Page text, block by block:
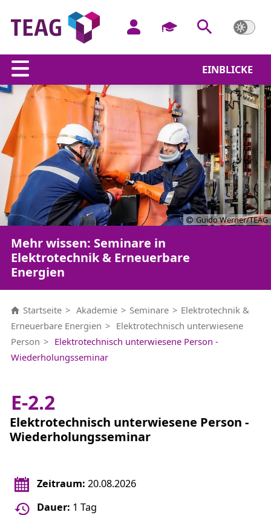
EINBLICKE
Guido Werner/TEAG
Mehr wissen: Seminare in
Elektrotechnik & Erneuerbare
Energien
Startseite Akademie Seminare
Elektrotechnik &
Erneuerbare Energien
Elektrotechnisch unterwiesene
Person
Elektrotechnisch unterwiesene Person -
Wiederholungsseminar
E-2.2
Elektrotechnisch unterwiesene Person -
Wiederholungsseminar
Zeitraum: 20.08.2026
Dauer: 1 Tag